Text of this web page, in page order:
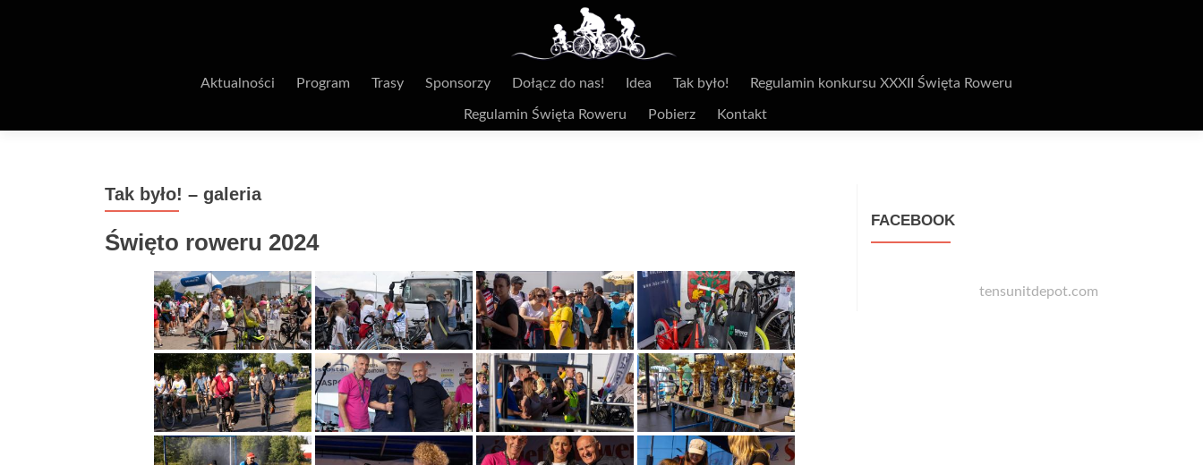
Aktualności Program Trasy Sponsorzy Dołącz do nas! Idea Tak było! Regulamin konkursu XXXII Święta Roweru
Regulamin Święta Roweru Pobierz Kontakt
Tak było! – galeria
Święto roweru 2024
FACEBOOK
tensunitdepot.com